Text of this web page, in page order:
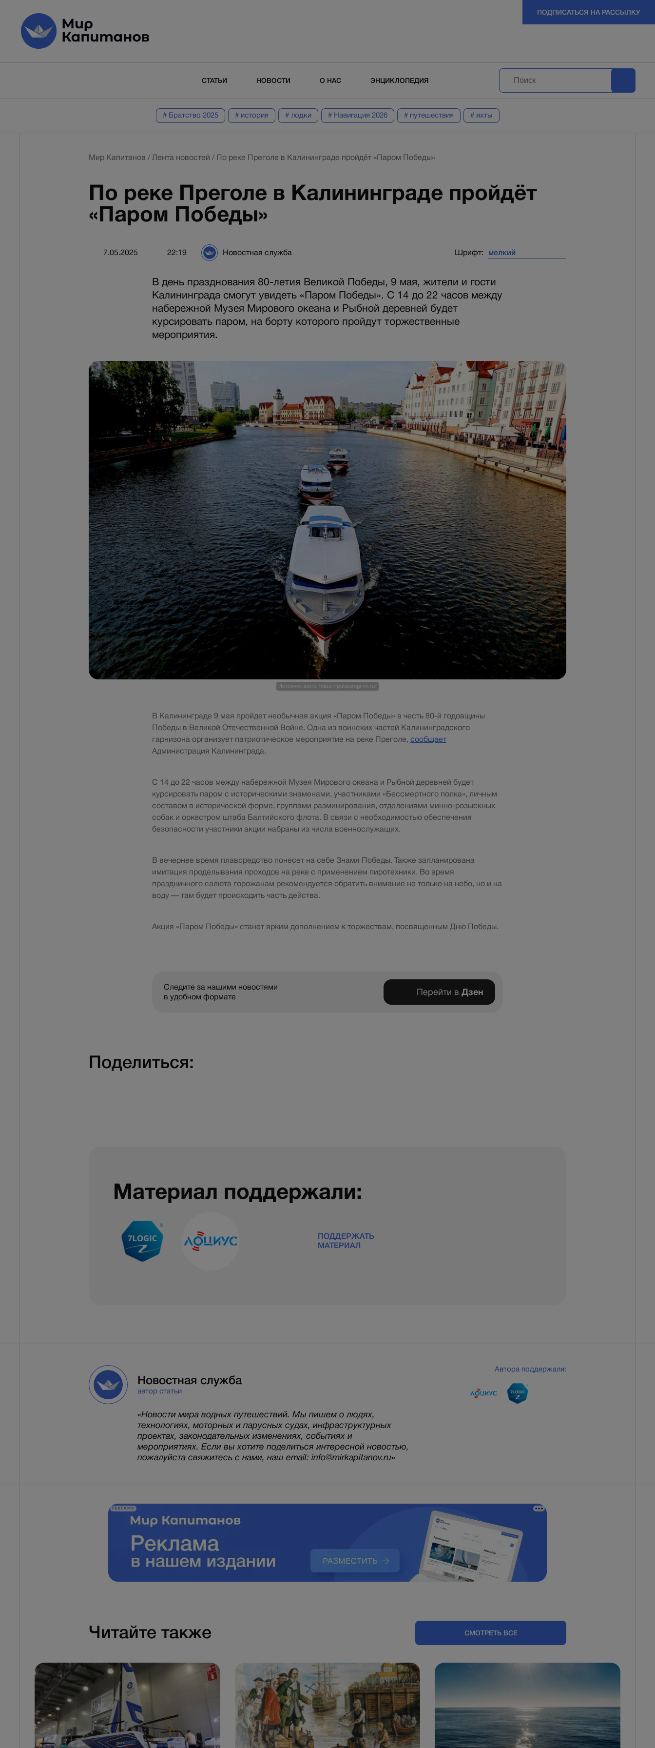
ПОДПИСАТЬСЯ НА РАССЫЛКУ
СТАТЬИ НОВОСТИ О НАС ЭНЦИКЛОПЕДИЯ
# Братство 2025 # история # лодки # Навигация 2026 # путешествия # яхты
Мир Капитанов / Лента новостей / По реке Преголе в Калининграде пройдёт «Паром Победы»
По реке Преголе в Калининграде пройдёт
«Паром Победы»
7.05.2025 22:19 Новостная служба Шрифт:
В день празднования 80-летия Великой Победы, 9 мая, жители и гости
Калининграда смогут увидеть «Паром Победы». С 14 до 22 часов между
набережной Музея Мирового океана и Рыбной деревней будет
курсировать паром, на борту которого пройдут торжественные
мероприятия.
Источник фото: https://putidorogi-nn.ru/
В Калининграде 9 мая пройдет необычная акция «Паром Победы» в честь 80-й годовщины
Победы в Великой Отечественной Войне. Одна из воинских частей Калининградского
гарнизона организует патриотическое мероприятие на реке Преголе, сообщает
Администрация Калининграда.
С 14 до 22 часов между набережной Музея Мирового океана и Рыбной деревней будет
курсировать паром с историческими знаменами, участниками «Бессмертного полка», личным
составом в исторической форме, группами разминирования, отделениями минно-розыскных
собак и оркестром штаба Балтийского флота. В связи с необходимостью обеспечения
безопасности участники акции набраны из числа военнослужащих.
В вечернее время плавсредство понесет на себе Знамя Победы. Также запланирована
имитация проделывания проходов на реке с применением пиротехники. Во время
праздничного салюта горожанам рекомендуется обратить внимание не только на небо, но и на
воду — там будет происходить часть действа.
Акция «Паром Победы» станет ярким дополнением к торжествам, посвященным Дню Победы.
Следите за нашими новостями
в удобном формате
Перейти в Дзен
Поделиться:
Материал поддержали:
ПОДДЕРЖАТЬ
МАТЕРИАЛ
Новостная служба
автор статьи
«Новости мира водных путешествий. Мы пишем о людях,
технологиях, моторных и парусных судах, инфраструктурных
проектах, законодательных изменениях, событиях и
мероприятиях. Если вы хотите поделиться интересной новостью,
пожалуйста свяжитесь с нами, наш email: info@mirkapitanov.ru»
Автора поддержали:
РЕКЛАМА
Читайте также СМОТРЕТЬ ВСЕ